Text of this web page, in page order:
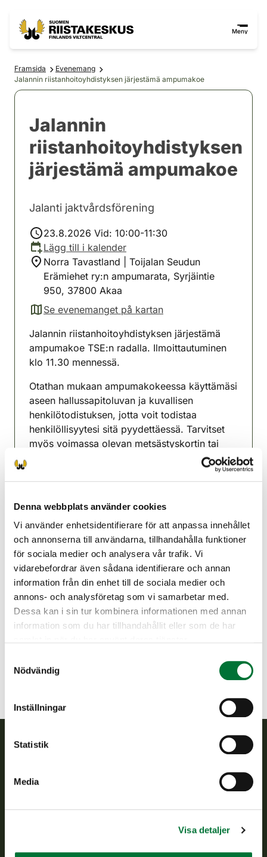
Denna webbplats använder cookies
Vi använder enhetsidentifierare för att anpassa innehållet
och annonserna till användarna, tillhandahålla funktioner
för sociala medier och analysera vår trafik. Vi
vidarebefordrar även sådana identifierare och annan
information från din enhet till de sociala medier och
annons- och analysföretag som vi samarbetar med.
Dessa kan i sin tur kombinera informationen med annan
information som du har tillhandahållit eller som de har
Nödvändig
Inställningar
Statistik
Media
Visa detaljer
Meny
Framsida
Evenemang
Jalannin riistanhoitoyhdistyksen järjestämä ampumakoe
Jalannin
riistanhoitoyhdistyksen
järjestämä ampumakoe
Jalanti jaktvårdsförening
23.8.2026 Vid: 10:00-11:30
Lägg till i kalender
Norra Tavastland | Toijalan Seudun
Erämiehet ry:n ampumarata, Syrjäintie
950, 37800 Akaa
Se evenemanget på kartan
(avautuu uuteen välilehteen)
Jalannin riistanhoitoyhdistyksen järjestämä
ampumakoe TSE:n radalla. Ilmoittautuminen
klo 11.30 mennessä.
Otathan mukaan ampumakokeessa käyttämäsi
aseen hallussapitoluvan ja kuvallisen
henkilötodistuksen, jotta voit todistaa
henkilöllisyytesi sitä pyydettäessä. Tarvitset
myös voimassa olevan metsästyskortin tai
euroa suorituskerralta ja ENSISIJAISESTI
MAKSU MAKSETAAN OMARIISTAN
VERKKOSOVELLUKSEN KAUTTA!
(muussa tapauksessa käteinen ja tasaraha).
Muista aseen turvallinen käsittely!
Jalanti jaktvårdsförening
Norra Tavastland
Finlands viltcentral främjar en hållbar vilthushållning, stöder